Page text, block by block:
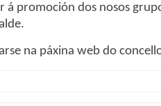
á promoción dos nosos
na páxina web do